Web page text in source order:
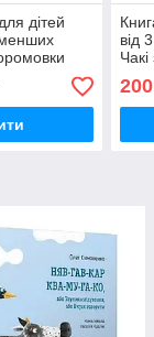
дітей
від
200